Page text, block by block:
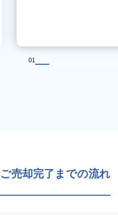
01
ご売却完了までの流れ